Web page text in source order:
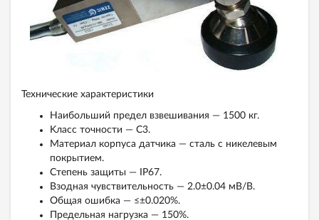
Технические характеристики
Наибольший предел взвешивания — 1500 кг.
Kласс точности — С3.
Материал корпуса датчика — сталь с никелевым
покрытием.
Степень защиты — IP67.
Взодная чувствительность — 2.0±0.04 мВ/В.
Общая ошибка — ≤±0.020%.
Предельная нагрузка — 150%.